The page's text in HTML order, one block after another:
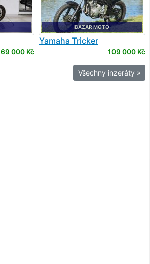
69 000 Kč
BAZAR MOTO
Yamaha Tricker
109 000 Kč
Všechny inzeráty »